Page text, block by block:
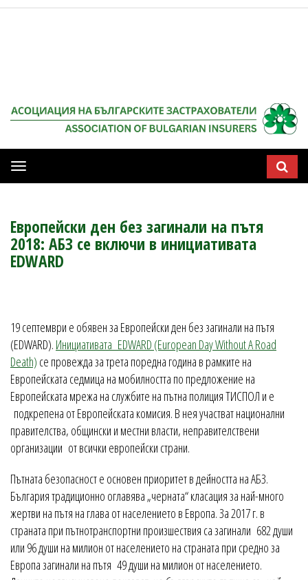
Мобилна
навигация
Европейски ден без загинали на пътя
2018: АБЗ се включи в инициативата
EDWARD
19 септември е обявен за Европейски ден без загинали на пътя
(EDWARD). Инициативата EDWARD (European Day Without A Road
Death) се провежда за трета поредна година в рамките на
Европейската седмица на мобилността по предложение на
Европейската мрежа на службите на пътна полиция ТИСПОЛ и е
подкрепена от Европейската комисия. В нея участват национални
правителства, общински и местни власти, неправителствени
организации от всички европейски страни.
Пътната безопасност е основен приоритет в дейността на АБЗ.
България традиционно оглавява „черната“ класация за най-много
жертви на пътя на глава от населението в Европа. За 2017 г. в
страната при пътнотранспортни произшествия са загинали 682 души
или 96 души на милион от населението на страната при средно за
Европа загинали на пътя 49 души на милион от населението.